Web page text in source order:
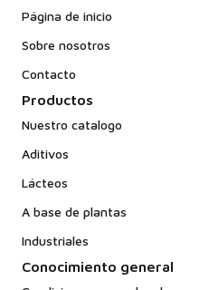
Página de inicio
Sobre nosotros
Contacto
Productos
Nuestro catalogo
Aditivos
Lácteos
A base de plantas
Industriales
Conocimiento general